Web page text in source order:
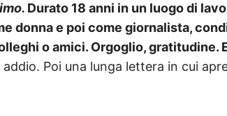
Durato 18 anni in un luogo di
donna e poi come giornalista,
o amici. Orgoglio, gratitudine.
addio. Poi una lunga lettera in cui